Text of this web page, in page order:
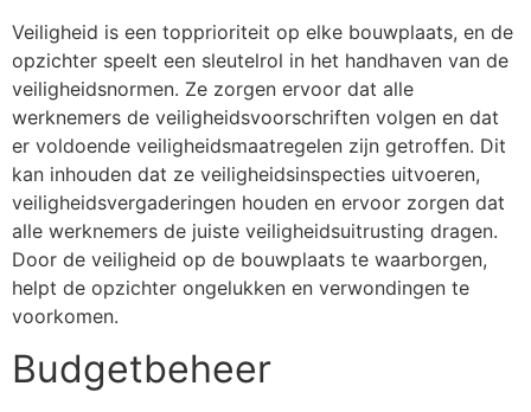
Veiligheid is een topprioriteit op elke bouwplaats, en de
opzichter speelt een sleutelrol in het handhaven van de
veiligheidsnormen. Ze zorgen ervoor dat alle
werknemers de veiligheidsvoorschriften volgen en dat
er voldoende veiligheidsmaatregelen zijn getroffen. Dit
kan inhouden dat ze veiligheidsinspecties uitvoeren,
veiligheidsvergaderingen houden en ervoor zorgen dat
alle werknemers de juiste veiligheidsuitrusting dragen.
Door de veiligheid op de bouwplaats te waarborgen,
helpt de opzichter ongelukken en verwondingen te
voorkomen.
Budgetbeheer